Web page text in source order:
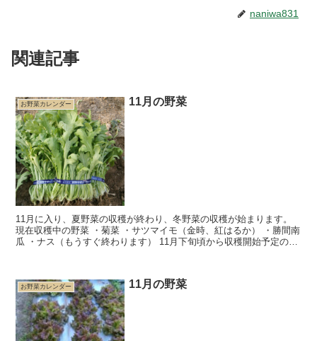
naniwa831
関連記事
お野菜カレンダー 11月の野菜
11月に入り、夏野菜の収穫が終わり、冬野菜の収穫が始まります。
現在収穫中の野菜 ・菊菜 ・サツマイモ（金時、紅はるか） ・勝間南
瓜 ・ナス（もうすぐ終わります） 11月下旬頃から収穫開始予定の野
お野菜カレンダー 11月の野菜